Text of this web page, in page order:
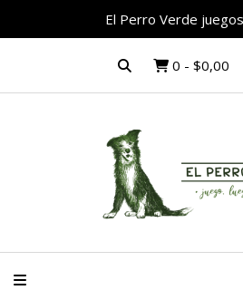
El Perro Verde
0 - $0,00